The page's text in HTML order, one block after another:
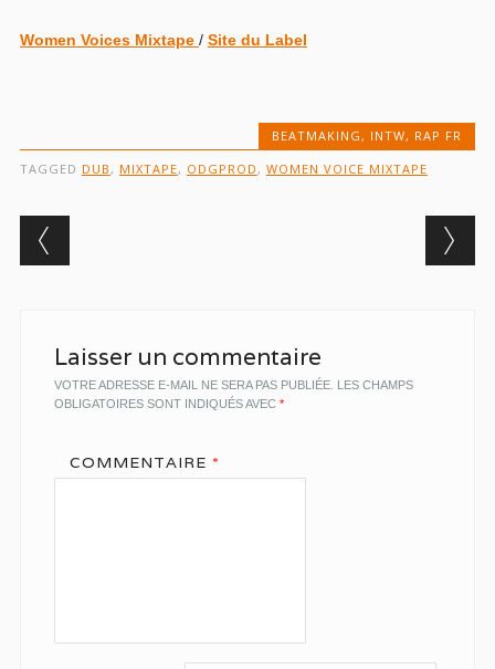
Women Voices Mixtape / Site du Label
BEATMAKING, INTW, RAP FR
TAGGED DUB , MIXTAPE, ODGPROD , WOMEN VOICE MIXTAPE
Post navigation
Laisser un commentaire
VOTRE ADRESSE E-MAIL NE SERA PAS PUBLIÉE. LES CHAMPS
OBLIGATOIRES SONT INDIQUÉS AVEC *
COMMENTAIRE *